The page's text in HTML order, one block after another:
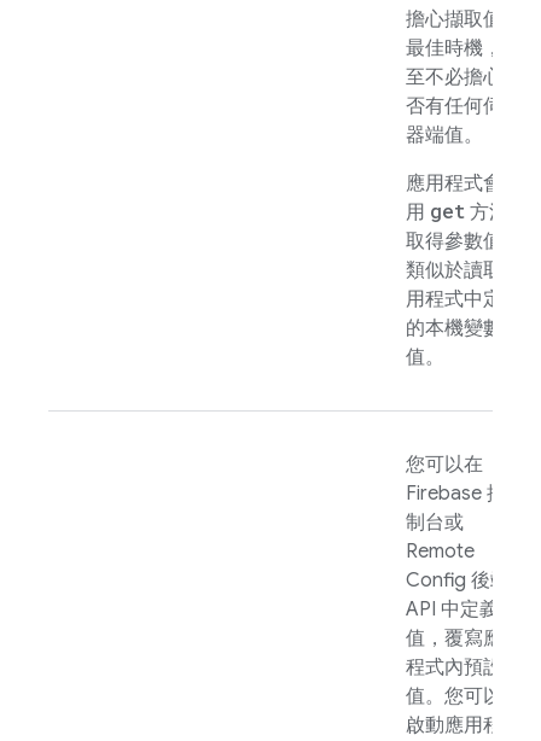
擔心擷取值的
最佳時機，甚
至不必擔心是
否有任何伺服
器端值。
應用程式會使
用 get 方法
取得參數值，
類似於讀取應
用程式中定義
的本機變數
值。
您可以在
Firebase 控
制台或
Remote
Config 後端
API 中定義
值，覆寫應用
程式內預設
值。您可以在
啟動應用程式